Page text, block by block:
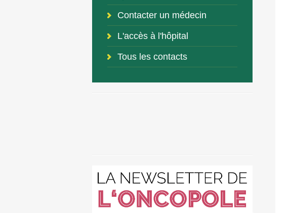
Contacter un médecin
L'accès à l'hôpital
Tous les contacts